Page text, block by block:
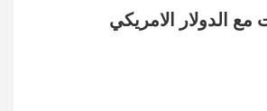
مع الدولار الامريكي